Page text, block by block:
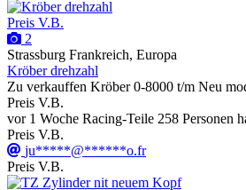
Preis V.B.
2
Strassburg Frankreich, Europa
Kröber drehzahl
Zu verkauffen Kröber 0-8000 t/m Neu
Preis V.B.
vor 1 Woche Racing-Teile 258 Personen
Preis V.B.
ju*****@******o.fr
Preis V.B.